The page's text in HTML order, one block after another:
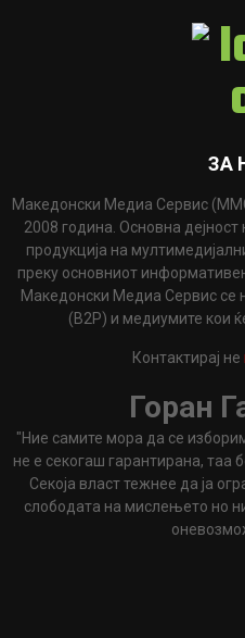
ЗА
Македонски Медиа Сервис
2008 година. Основна
продукција на
преку основниот
Македонски Медиа Сервис се
(B2P) и медиумите кои
Контактирај не
Горан
"Ние самите мора да се
не е секогаш гарантирана, таа
Секоја власт тежнее да ја
слободата на мислењето но